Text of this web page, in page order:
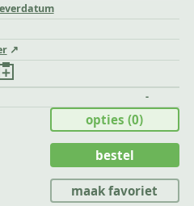
-
opties(0)
bestel
maak favoriet